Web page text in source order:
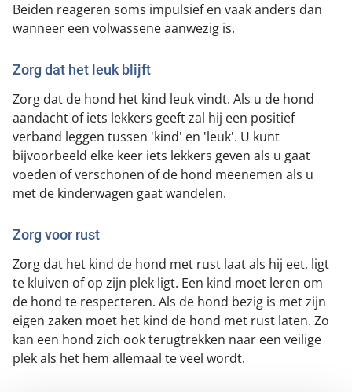
Beiden reageren soms impulsief en vaak anders dan
wanneer een volwassene aanwezig is.
Zorg dat het leuk blijft
Zorg dat de hond het kind leuk vindt. Als u de hond
aandacht of iets lekkers geeft zal hij een positief
verband leggen tussen 'kind' en 'leuk'. U kunt
bijvoorbeeld elke keer iets lekkers geven als u gaat
voeden of verschonen of de hond meenemen als u
met de kinderwagen gaat wandelen.
Zorg voor rust
Zorg dat het kind de hond met rust laat als hij eet, ligt
te kluiven of op zijn plek ligt. Een kind moet leren om
de hond te respecteren. Als de hond bezig is met zijn
eigen zaken moet het kind de hond met rust laten. Zo
kan een hond zich ook terugtrekken naar een veilige
plek als het hem allemaal te veel wordt.